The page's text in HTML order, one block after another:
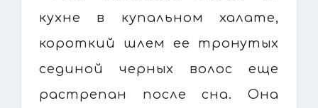
кухне в купальном халате,
короткий шлем ее тронутых
сединой черных волос еще
растрепан после сна. Она